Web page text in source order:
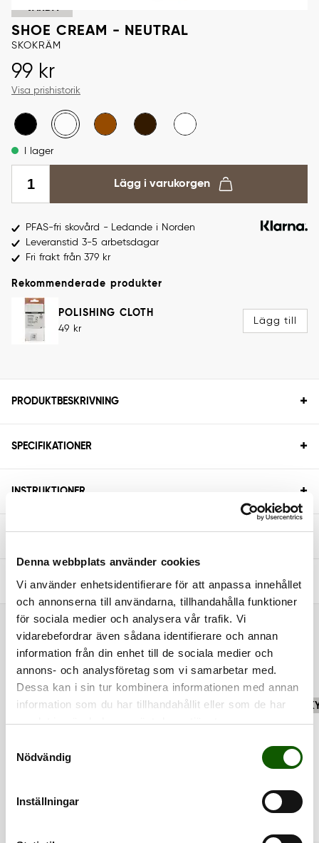
Denna webbplats använder cookies
Vi använder enhetsidentifierare för att anpassa innehållet
och annonserna till användarna, tillhandahålla funktioner
för sociala medier och analysera vår trafik. Vi
vidarebefordrar även sådana identifierare och annan
information från din enhet till de sociala medier och
annons- och analysföretag som vi samarbetar med.
Dessa kan i sin tur kombinera informationen med annan
information som du har tillhandahållit eller som de har
samlat in när du har använt deras tjänster.
Nödvändig
Inställningar
SHOE CREAM - NEUTRAL
SKOKRÄM
Pris: 99 kr
99 kr
Visa prishistorik
I lager
Lägg i varukorgen
PFAS-fri skovård - Ledande i Norden
Leveranstid 3-5 arbetsdagar
Fri frakt från 379 kr
Rekommenderade produkter
POLISHING CLOTH
49 kr
Lägg till
PRODUKTBESKRIVNING +
SPECIFIKATIONER +
INSTRUKTIONER +
+
FRÅGOR & SVAR +
RELATERADE PRODUKTER
VÅRDA VÅRDA